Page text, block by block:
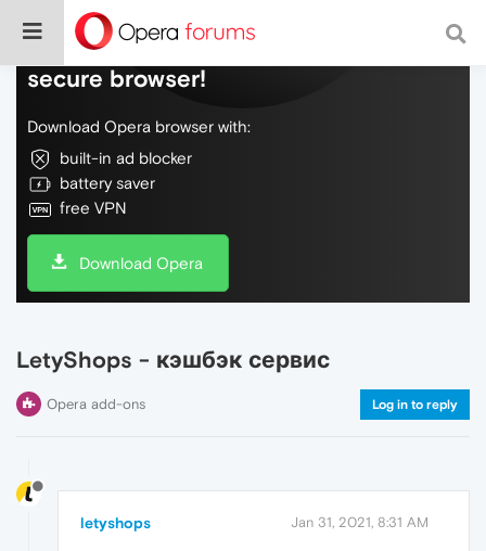
Do more on the web, with a fast and
secure browser!
Download Opera browser with:
built-in ad blocker
battery saver
free VPN
Download Opera
LetyShops - кэшбэк сервис
Opera add-ons Log in to reply
letyshops Jan 31, 2021, 8:31 AM